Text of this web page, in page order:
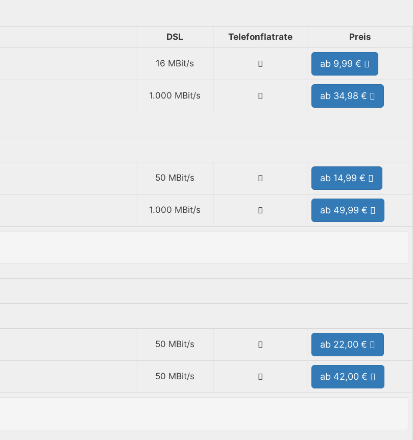
DSL Telefonflatrate Preis
16 MBit/s ab 9,99 €
1.000 MBit/s ab 34,98 €
50 MBit/s ab 14,99 €
1.000 MBit/s ab 49,99 €
50 MBit/s ab 22,00 €
50 MBit/s ab 42,00 €